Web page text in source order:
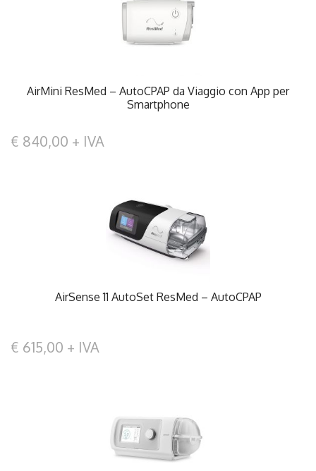
AirMini ResMed – AutoCPAP da Viaggio con App per
Smartphone
€ 840,00 + IVA
AirSense 11 AutoSet ResMed – AutoCPAP
€ 615,00 + IVA